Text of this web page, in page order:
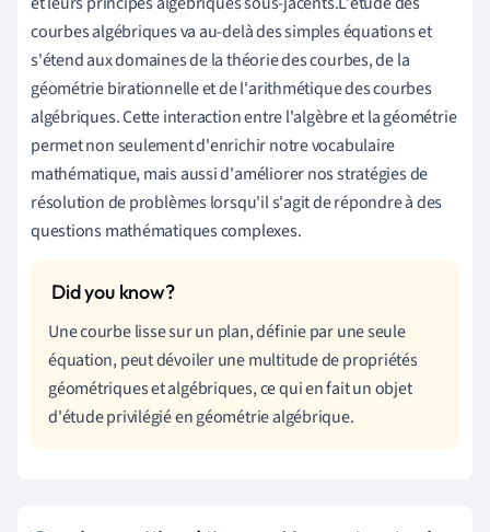
courbes algébriques va au-delà des simples équations et
s'étend aux domaines de la théorie des courbes, de la
géométrie birationnelle et de l'arithmétique des courbes
algébriques. Cette interaction entre l'algèbre et la géométrie
permet non seulement d'enrichir notre vocabulaire
mathématique, mais aussi d'améliorer nos stratégies de
résolution de problèmes lorsqu'il s'agit de répondre à des
questions mathématiques complexes.
Une courbe lisse sur un plan, définie par une seule
équation, peut dévoiler une multitude de propriétés
géométriques et algébriques, ce qui en fait un objet
d'étude privilégié en géométrie algébrique.